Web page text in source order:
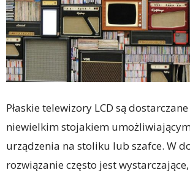
Płaskie telewizory LCD są
niewielkim stojakiem
urządzenia na stoliku lub szafce. W
rozwiązanie często jest